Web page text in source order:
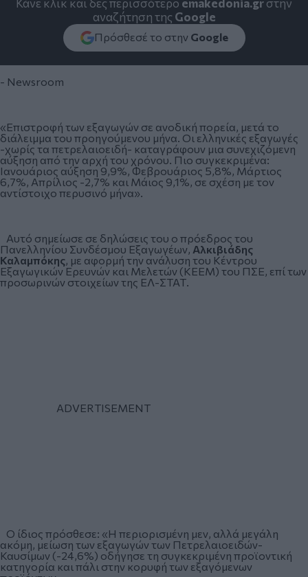
Κάνε κλικ και δες περισσότερο emakedonia.grστην
αναζήτηση της Google
Πρόσθεσέ το στην Google
- Newsroom
«Επιστροφή των εξαγωγών σε ανοδική πορεία, μετά το
διάλειμμα του προηγούμενου μήνα. Οιελληνικές εξαγωγές
-χωρίς τα πετρελαιοειδή- καταγράφουν μια συνεχιζόμενη
αύξηση από την αρχή του χρόνου. Πιο συγκεκριμένα:
Ιανουάριος αύξηση 9,9%, Φεβρουάριος 5,8%, Μάρτιος
6,7%, Απρίλιος -2,7% και Μάιος 9,1%, σε σχέση με τον
αντίστοιχο περυσινό μήνα».
Αυτό σημείωσε σε δηλώσεις του ο πρόεδρος του
Πανελληνίου Συνδέσμου Εξαγωγέων, Αλκιβιάδης
Καλαμπόκης, με αφορμή την ανάλυση του Κέντρου
Εξαγωγικών Ερευνών και Μελετών (ΚΕΕΜ) του ΠΣΕ, επί των
προσωρινών στοιχείων της ΕΛ-ΣΤΑΤ.
Ο ίδιος πρόσθεσε: «Η περιορισμένη μεν, αλλά μεγάλη
ακόμη, μείωση των εξαγωγών των Πετρελαιοειδών-
Καυσίμων (-24,6%) οδήγησε τη συγκεκριμένη προϊοντική
κατηγορία και πάλι στην κορυφή των εξαγόμενων